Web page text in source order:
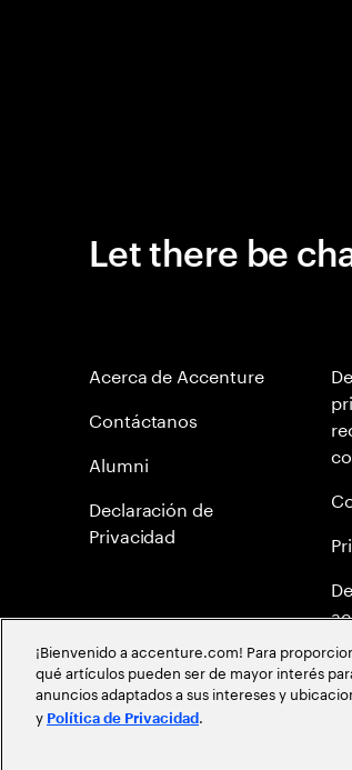
Let there be
Acerca de Accenture
Contáctanos
Alumni
Declaración de
Privacidad
¡Bienvenido a accenture.com! Para
qué artículos pueden ser de mayor interés
anuncios adaptados a sus intereses y
y Política de Privacidad .